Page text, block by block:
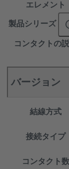
エレメント
製品シリーズ
コンタクトの
バージョン
結線方式
接続タイプ
コンタクト数